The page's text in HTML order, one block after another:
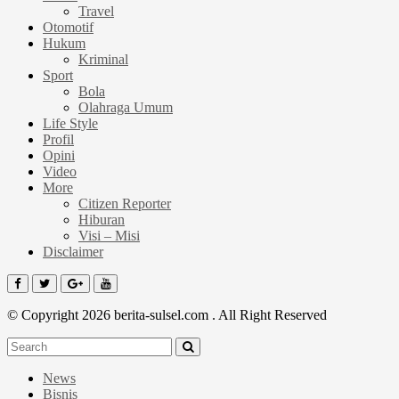
Travel
Otomotif
Hukum
Kriminal
Sport
Bola
Olahraga Umum
Life Style
Profil
Opini
Video
More
Citizen Reporter
Hiburan
Visi – Misi
Disclaimer
© Copyright 2026 berita-sulsel.com . All Right Reserved
News
Bisnis